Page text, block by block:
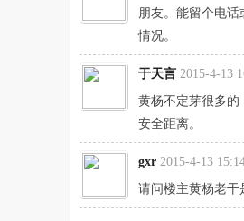
朋友。能留个电
情况。
于天言 2015-4-13
黄杨不定芽很多的
安全距离。
gxr 2015-4-13
请问楼主黄杨老干